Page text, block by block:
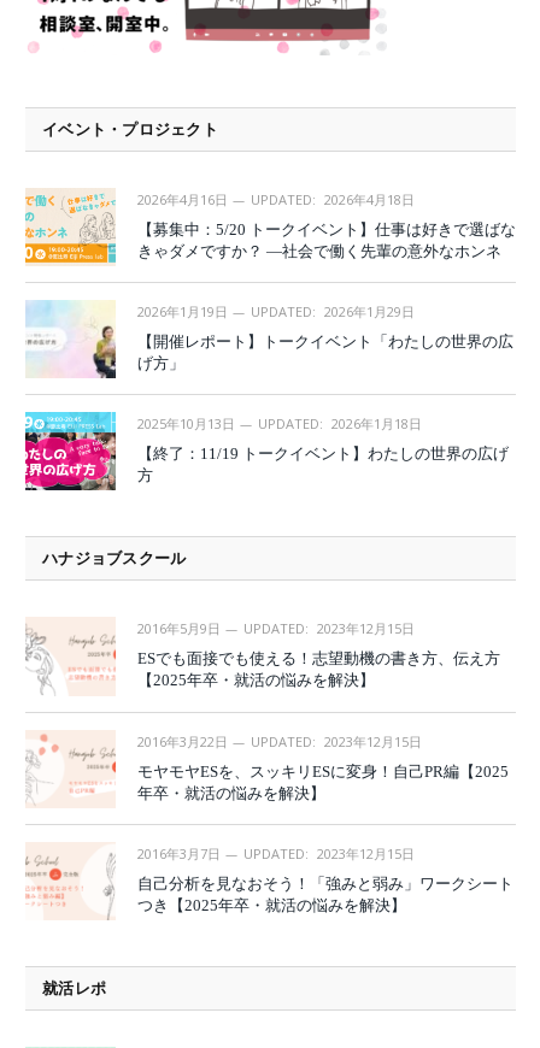
イベント・プロジェクト
2026年4月16日 UPDATED: 2026年4月18日
【募集中：5/20 トークイベント】仕事は好きで選ばな
きゃダメですか？ —社会で働く先輩の意外なホンネ
2026年1月19日 UPDATED: 2026年1月29日
【開催レポート】トークイベント「わたしの世界の広
げ方」
2025年10月13日 UPDATED: 2026年1月18日
【終了：11/19 トークイベント】わたしの世界の広げ
方
ハナジョブスクール
2016年5月9日 UPDATED: 2023年12月15日
ESでも面接でも使える！志望動機の書き方、伝え方
【2025年卒・就活の悩みを解決】
2016年3月22日 UPDATED: 2023年12月15日
モヤモヤESを、スッキリESに変身！自己PR編【2025
年卒・就活の悩みを解決】
2016年3月7日 UPDATED: 2023年12月15日
自己分析を見なおそう！「強みと弱み」ワークシート
つき【2025年卒・就活の悩みを解決】
就活レポ